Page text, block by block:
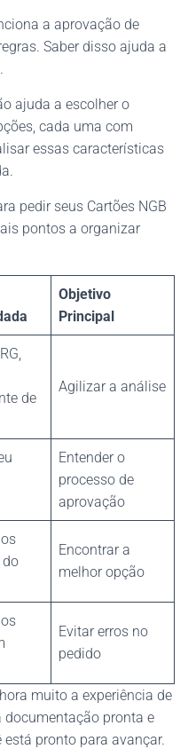
a aprovação de
Saber disso ajuda a
ajuda a escolher o
cada uma com
essas características
pedir seus Cartões NGB
pontos a organizar
Objetivo
Principal
de
Agilizar a análise
Entender o
processo de
aprovação
do
Encontrar a
melhor opção
Evitar erros no
pedido
muito a experiência de
pronta e
pronto para avançar.